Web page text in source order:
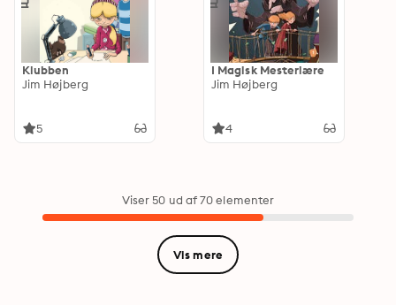
Klubben
Jim Højberg
5
I Magisk Mesterlære
Jim Højberg
4
Viser 50 ud af 70 elementer
Vis mere